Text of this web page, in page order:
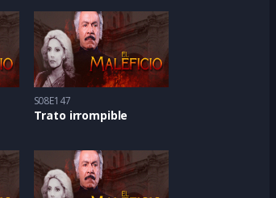
S08E147
Trato irrompible